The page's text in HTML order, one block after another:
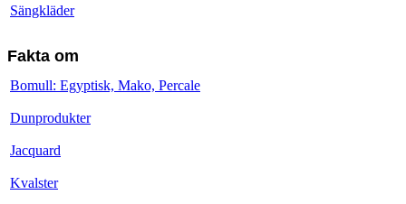
Sängkläder
Fakta om
Bomull: Egyptisk, Mako, Percale
Dunprodukter
Jacquard
Kvalster